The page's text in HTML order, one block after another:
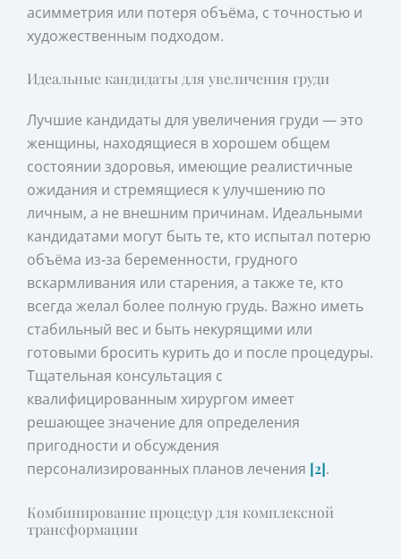
асимметрия или потеря объёма, с точностью и
художественным подходом.
Идеальные кандидаты для увеличения груди
Лучшие кандидаты для увеличения груди — это
женщины, находящиеся в хорошем общем
состоянии здоровья, имеющие реалистичные
ожидания и стремящиеся к улучшению по
личным, а не внешним причинам. Идеальными
кандидатами могут быть те, кто испытал потерю
объёма из‑за беременности, грудного
вскармливания или старения, а также те, кто
всегда желал более полную грудь. Важно иметь
стабильный вес и быть некурящими или
готовыми бросить курить до и после процедуры.
Тщательная консультация с
квалифицированным хирургом имеет
решающее значение для определения
пригодности и обсуждения
персонализированных планов лечения [2].
Комбинирование процедур для комплексной
трансформации